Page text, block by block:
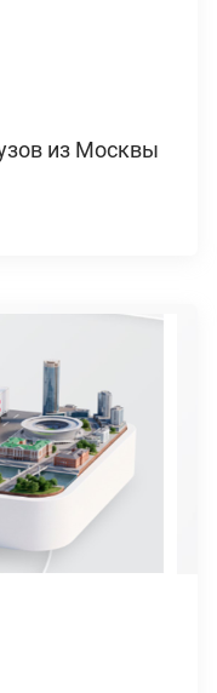
из Москвы